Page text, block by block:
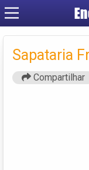
Sapataria
Compartilhar